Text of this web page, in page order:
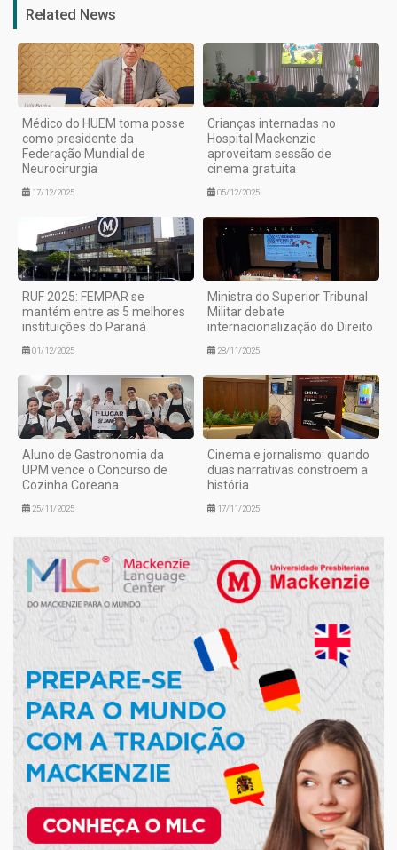
Related News
Médico do HUEM toma posse
como presidente da
Federação Mundial de
Neurocirurgia
17/12/2025
Crianças internadas no
Hospital Mackenzie
aproveitam sessão de
cinema gratuita
05/12/2025
RUF 2025: FEMPAR se
mantém entre as 5 melhores
instituições do Paraná
01/12/2025
Ministra do Superior Tribunal
Militar debate
internacionalização do Direito
28/11/2025
Aluno de Gastronomia da
UPM vence o Concurso de
Cozinha Coreana
25/11/2025
Cinema e jornalismo: quando
duas narrativas constroem a
história
17/11/2025